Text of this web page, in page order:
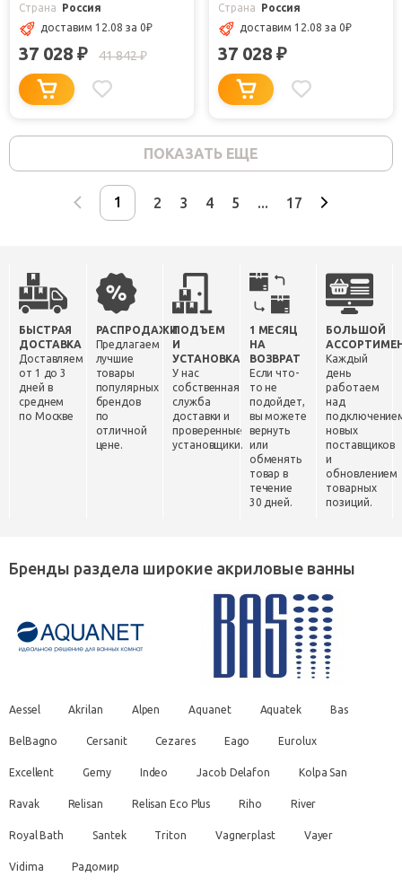
Страна
Россия
доставим 12.08 за 0₽
37 028 ₽ 41 842₽
Страна
Россия
доставим 12.08 за 0₽
37 028 ₽
ПОКАЗАТЬ ЕЩЕ
2 3 4 5 ... 17
БЫСТРАЯ
ДОСТАВКА
Доставляем
от 1 до 3
дней в
среднем
по Москве
РАСПРОДАЖИ
Предлагаем
лучшие
товары
популярных
брендов
по
отличной
цене.
ПОДЪЕМ
И
УСТАНОВКА
У нас
собственная
служба
доставки и
проверенные
установщики.
1 МЕСЯЦ
НА
ВОЗВРАТ
Если что-
то не
подойдет,
вы можете
вернуть
или
обменять
товар в
течение
30 дней.
БОЛЬШОЙ
Каждый
день
работаем
над
новых
поставщиков
и
обновлением
товарных
позиций.
Бренды раздела широкие акриловые ванны
Aessel Akrilan Alpen Aquanet Aquatek Bas
BelBagno Cersanit Cezares Eago Eurolux
Excellent Gemy Indeo Jacob Delafon Kolpa San
Ravak Relisan Relisan Eco Plus Riho River
Royal Bath Santek Triton Vagnerplast Vayer
Vidima Радомир